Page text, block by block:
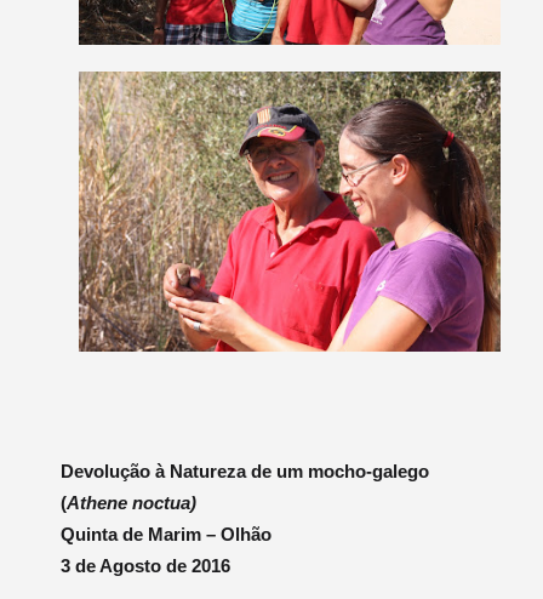
Devolução à Natureza de um mocho-galego
(Athene noctua)
Quinta de Marim – Olhão
3 de Agosto de 2016